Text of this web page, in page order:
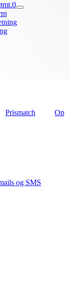
0
Prismatch
Op
og SMS